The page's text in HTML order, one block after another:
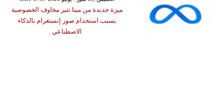
ميزة جديدة من ميتا تثير مخاوف الخصوصية
بسبب استخدام صور إنستغرام بالذكاء
الاصطناعي